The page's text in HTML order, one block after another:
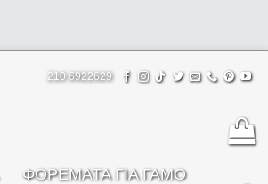
210 6922629
ΦOΡΕΜΑΤΑ ΓΙΑ ΓΑΜΟ